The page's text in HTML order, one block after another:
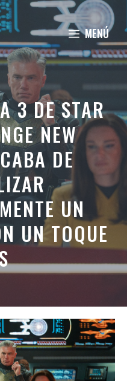
MENÚ
3 DE STAR
NEW
DE
UN
UN TOQUE